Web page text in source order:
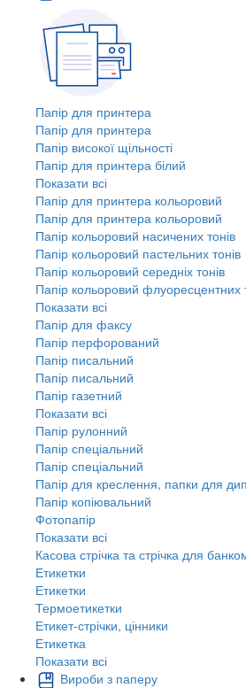
Папір для принтера
Папір для принтера
Папір високої щільності
Папір для принтера білий
Показати всі
Папір для принтера кольоровий
Папір для принтера кольоровий
Папір кольоровий насичених тонів
Папір кольоровий пастельних тонів
Папір кольоровий середніх тонів
Папір кольоровий флуоресцентних
Показати всі
Папір для факсу
Папір перфорований
Папір писальний
Папір писальний
Папір газетний
Показати всі
Папір рулонний
Папір спеціальний
Папір спеціальний
Папір для креслення, папки для
Папір копіювальний
Фотопапір
Показати всі
Касова стрічка та стрічка для
Етикетки
Етикетки
Термоетикетки
Етикет-стрічки, цінники
Етикетка
Показати всі
Вироби з паперу